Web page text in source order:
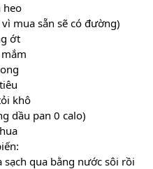
heo
mua sẵn sẽ có đường)
ớt
khô
dầu pan 0 calo)
qua bằng nước sôi rồi